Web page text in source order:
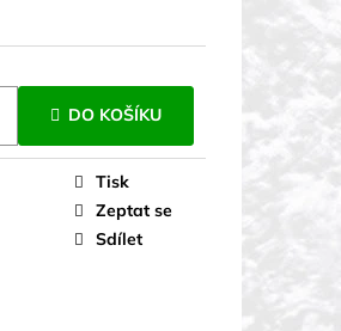
DO KOŠÍKU
Tisk
Zeptat se
Sdílet